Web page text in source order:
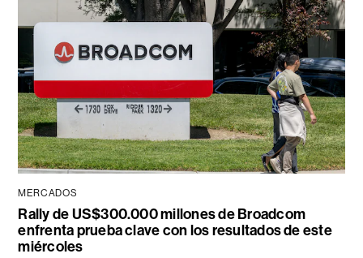
MERCADOS
Rally de US$300.000 millones de Broadcom
enfrenta prueba clave con los resultados de este
miércoles